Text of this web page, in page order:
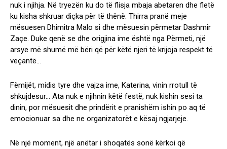
nuk i njihja. Në tryezën ku do të flisja mbaja abetaren dhe fletë
ku kisha shkruar diçka për të thënë. Thirra pranë meje
mësuesen Dhimitra Malo si dhe mësuesin përmetar Dashmir
Zaçe. Duke qenë se dhe origjina ime është nga Përmeti, një
arsye më shumë më bëri që për këtë njeri të krijoja respekt të
veçantë…
Fëmijët, midis tyre dhe vajza ime, Katerina, vinin rrotull të
shkujdesur… Ata nuk e njihnin këtë festë, nuk kishin sesi ta
dinin, por mësuesit dhe prindërit e pranishëm ishin po aq të
emocionuar sa dhe ne organizatorët e kësaj ngjarjeje.
Në një moment, një anëtar i shoqatës sonë kërkoi që